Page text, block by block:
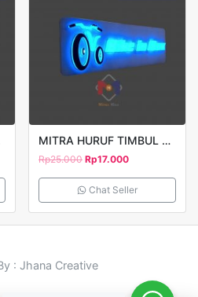
MITRA HURUF TIMBUL BIKE MODEL 2
Rp25.000 Rp17.000
Chat Seller
: Jhana Creative